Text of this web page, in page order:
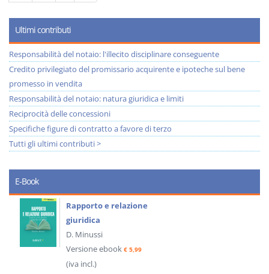
Ultimi contributi
Responsabilità del notaio: l'illecito disciplinare conseguente
Credito privilegiato del promissario acquirente e ipoteche sul bene
promesso in vendita
Responsabilità del notaio: natura giuridica e limiti
Reciprocità delle concessioni
Specifiche figure di contratto a favore di terzo
Tutti gli ultimi contributi >
E-Book
Rapporto e relazione
giuridica
D. Minussi
Versione ebook € 5,99
(iva incl.)